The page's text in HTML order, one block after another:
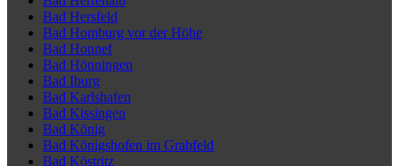
Bad Hersfeld
Bad Homburg vor der Höhe
Bad Honnef
Bad Hönningen
Bad Iburg
Bad Karlshafen
Bad Kissingen
Bad König
Bad Königshofen im Grabfeld
Bad Köstritz